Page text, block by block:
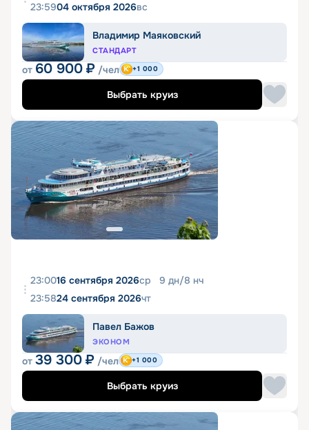
23:5904 октября 2026вс
Владимир Маяковский
СТАНДАРТ
от 60 900 ₽ /чел +1 000
Выбрать круиз
23:0016 сентября 2026ср 9 дн/8 нч
23:5824 сентября 2026чт
Павел Бажов
ЭКОНОМ
от 39 300 ₽ /чел +1 000
Выбрать круиз